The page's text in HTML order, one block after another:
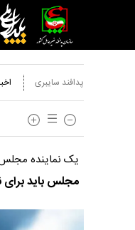
پدافند سایبری
یک نماینده
مجلس باید برای